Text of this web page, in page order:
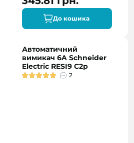
До кошика
Автоматичний
вимикач 6A Schneider
Electric RESI9 C2р
2